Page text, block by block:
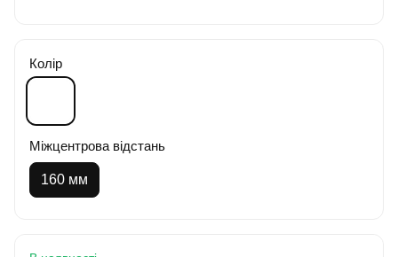
Колір
Міжцентрова відстань
160 мм